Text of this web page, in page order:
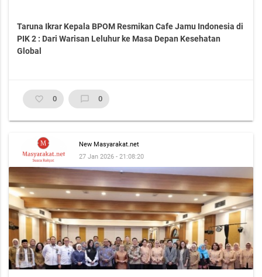
Taruna Ikrar Kepala BPOM Resmikan Cafe Jamu Indonesia di
PIK 2 : Dari Warisan Leluhur ke Masa Depan Kesehatan
Global
favorite_border 0 chat_bubble_outline 0
New Masyarakat.net
27 Jan 2026 - 21:08:20